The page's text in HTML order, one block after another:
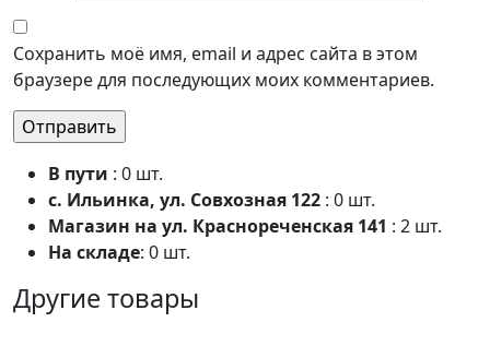
Сохранить моё имя, email и адрес сайта в этом
браузере для последующих моих комментариев.
В пути : 0 шт.
с. Ильинка, ул. Совхозная 122 : 0 шт.
Магазин на ул. Краснореченская 141 : 2 шт.
На складе: 0 шт.
Другие товары